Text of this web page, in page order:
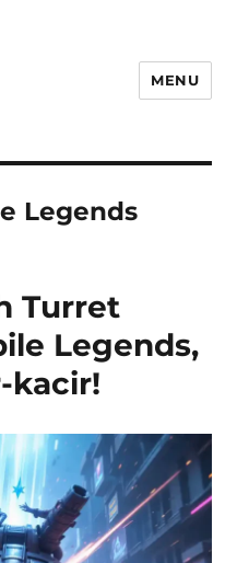
Ini Pasti
MENU
Legends
Turret
Legends,
kacir!